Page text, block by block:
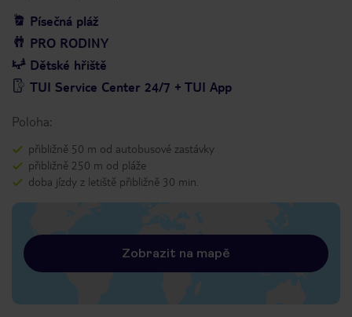
Písečná pláž
PRO RODINY
Dětské hřiště
TUI Service Center 24/7 + TUI App
Poloha:
přibližně 50 m od autobusové zastávky
přibližně 250 m od pláže
doba jízdy z letiště přibližně 30 min.
Zobrazit na mapě